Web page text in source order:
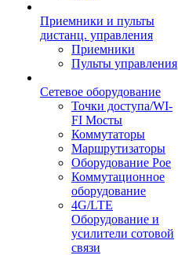
Приемники и пульты
дистанц. управления
Приемники
Пульты управления
Сетевое оборудование
Точки доступа/WI-
FI Мосты
Коммутаторы
Маршрутизаторы
Оборудование Poe
Коммутационное
оборудование
4G/LTE
Оборудование и
усилители сотовой
связи